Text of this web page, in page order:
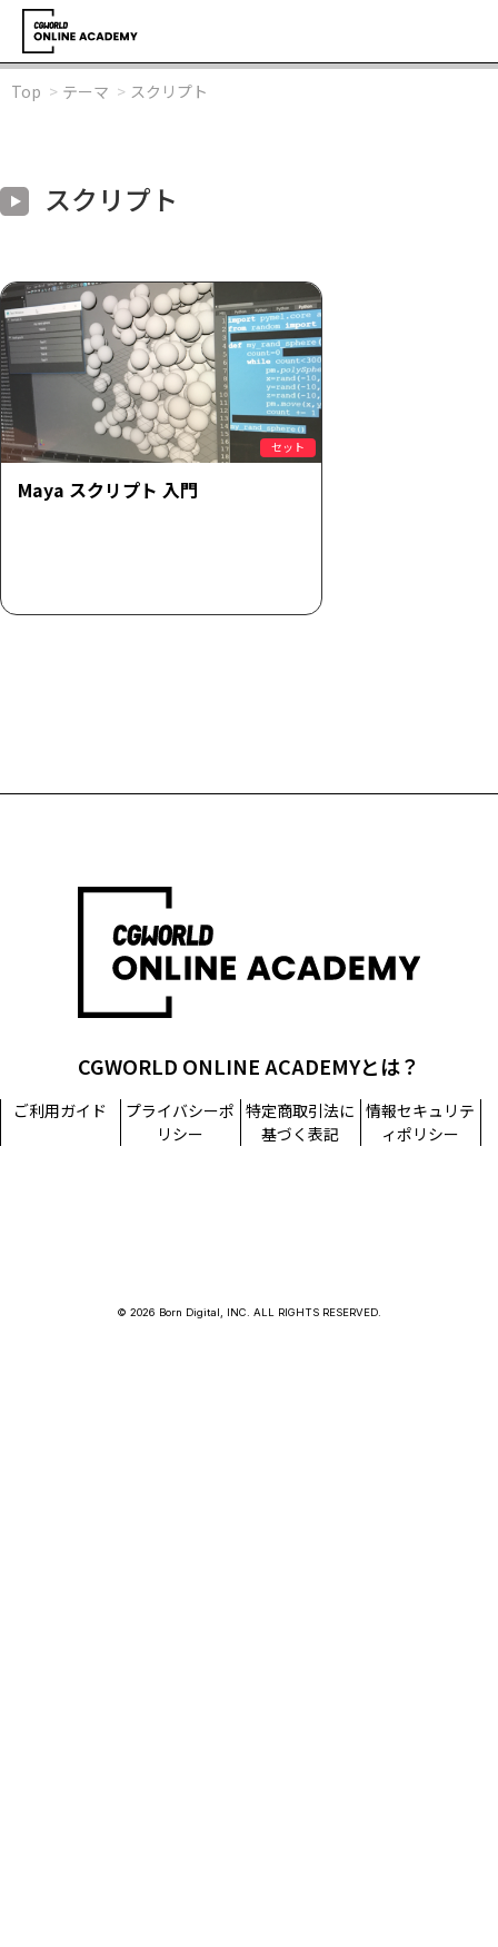
Top テーマ スクリプト
スクリプト
セット
Maya スクリプト 入門
CGWORLD ONLINE ACADEMYとは？
ご利用ガイド
プライバシーポ
リシー
特定商取引法に
基づく表記
情報セキュリテ
ィポリシー
© 2026 Born Digital, INC. ALL RIGHTS RESERVED.